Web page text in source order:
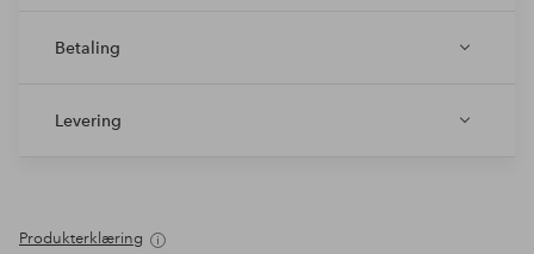
Betaling
Levering
Produkterklæring